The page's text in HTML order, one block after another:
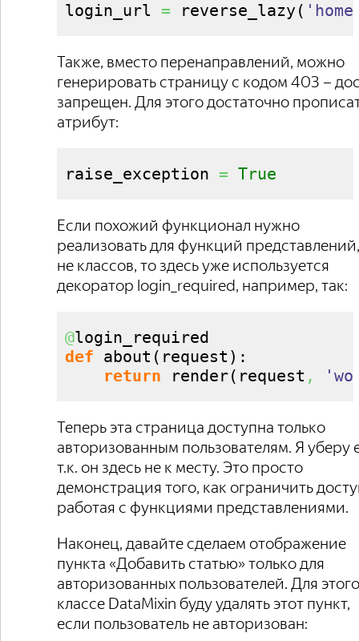
login_url = reverse_lazy (
Также, вместо перенаправлений, можно
генерировать страницу с кодом 403 –
запрещен. Для этого достаточно
атрибут:
raise_exception = True
Если похожий функционал нужно
реализовать для функций
не классов, то здесь уже используется
декоратор login_required, например, так:
@
def about ( request ) :
return render( request ,
Теперь эта страница доступна только
авторизованным пользователям. Я уберу
т.к. он здесь не к месту. Это просто
демонстрация того, как ограничить
работая с функциями представлениями.
Наконец, давайте сделаем отображение
пункта «Добавить статью» только для
авторизованных пользователей. Для
классе DataMixin буду удалять этот пункт,
если пользователь не авторизован: